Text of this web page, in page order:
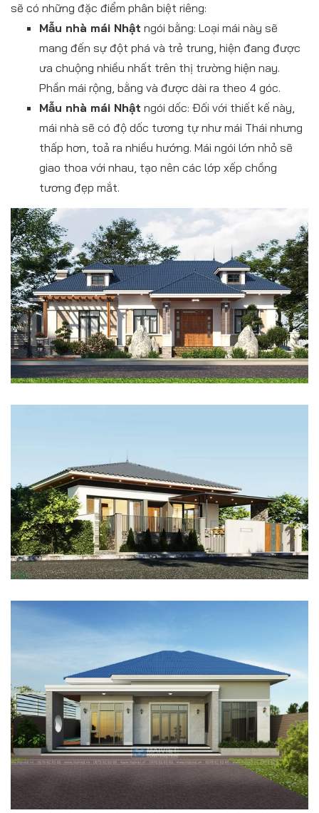
sẽ có những đặc điểm phân biệt riêng:
Mẫu nhà mái Nhật ngói bằng: Loại mái này sẽ
mang đến sự đột phá và trẻ trung, hiện đang được
ưa chuộng nhiều nhất trên thị trường hiện nay.
Phần mái rộng, bằng và được dài ra theo 4 góc.
Mẫu nhà mái Nhật ngói dốc: Đối với thiết kế này,
mái nhà sẽ có độ dốc tương tự như mái Thái nhưng
thấp hơn, toả ra nhiều hướng. Mái ngói lớn nhỏ sẽ
giao thoa với nhau, tạo nên các lớp xếp chồng
tương đẹp mắt.